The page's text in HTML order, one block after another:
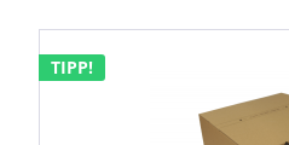
TIPP!